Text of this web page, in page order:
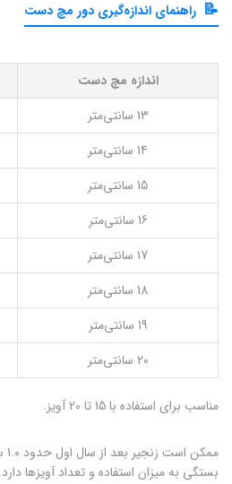
راهنمای اندازه‌گیری دور مچ دست
اندازه مچ دست
13 سانتی‌متر
14 سانتی‌متر
15 سانتی‌متر
16 سانتی‌متر
17 سانتی‌متر
18 سانتی‌متر
19 سانتی‌متر
20 سانتی‌متر
مناسب برای استفاده با 15 تا 20 آویز.
بستگی به میزان استفاده و تعداد آویزها دارد.